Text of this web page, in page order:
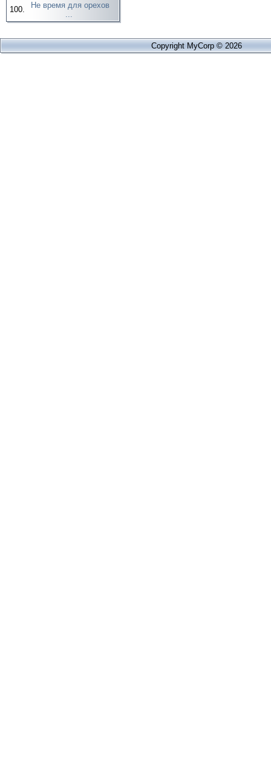
100.
Не время для орехов
...
Copyright MyCorp © 2026